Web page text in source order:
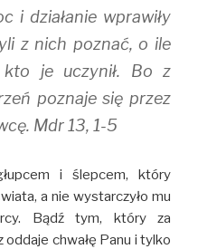
i działanie wprawiły
z nich poznać, o ile
kto je uczynił. Bo z
poznaje się przez
Mdr 13, 1-5
i ślepcem, który
a nie wystarczyło mu
Bądź tym, który za
chwałę Panu i tylko